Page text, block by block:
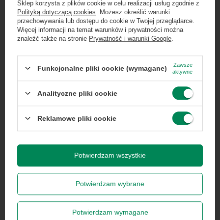
info@greencomputers.pl
Zapytaj o ten produkt
Specyfikacja
miesięcy
Zgarnij jako pierwszy informacje o zniżkach i
rabatach w naszym sklepie!
...lub zadzwoń od razu, aby odebrać
przy zamówieniu telefonicznym
50 zł rabatu!
Rabat 50 zł przy zamówieniach powyżej 300 zł. Oferta
obejmuje zamówień hurtowych.
na potrzeby newslettera. Więcej wpolityce
Zapisz się
Sklep korzysta z plików cookie w celu realizacji usług zgodnie z
Polityką dotyczącą cookies . Możesz określić warunki
przechowywania lub dostępu do cookie w Twojej przeglądarce.
Więcej informacji na temat warunków i prywatności można
znaleźć także na stronie Prywatność i warunki Google
Funkcjonalne pliki cookie (wymagane)
Zawsze
aktywne
Analityczne pliki cookie
Reklamowe pliki cookie
Potwierdzam wybrane
Potwierdzam wymagane
Potwierdzam wszystkie